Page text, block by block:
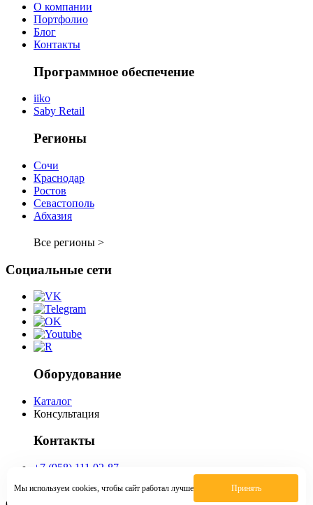
О компании
Портфолио
Блог
Контакты
Программное обеспечение
iiko
Saby Retail
Регионы
Сочи
Краснодар
Ростов
Севастополь
Абхазия
Все регионы >
Социальные сети
Оборудование
Каталог
Консультация
Контакты
+7 (958) 111 02-87
Мы используем cookies, чтобы сайт работал лучше Принять